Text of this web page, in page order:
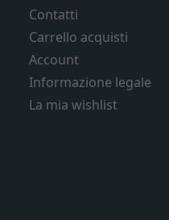
Contatti
Carrello acquisti
Account
Informazione legale
La mia wishlist